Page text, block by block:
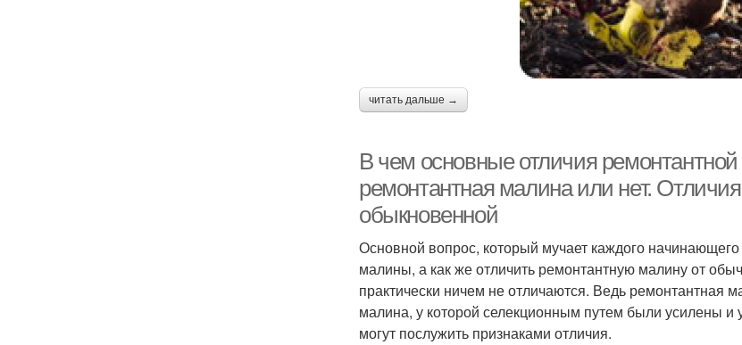
читать дальше →
В чем основные отличия
ремонтантная малина или нет.
обыкновенной
Основной вопрос, который мучает каждого
малины, а как же отличить ремонтантную малину от
практически ничем не отличаются. Ведь ремонтантная
малина, у которой селекционным путем были усилены
могут послужить признаками отличия.